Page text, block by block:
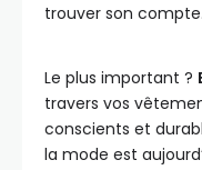
trouver son compte.
Le plus important ?
travers vos
conscients et
la mode est